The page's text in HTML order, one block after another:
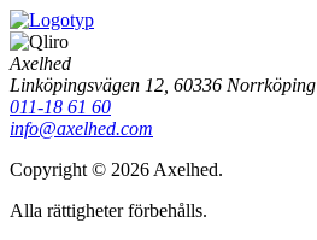
Axelhed
Linköpingsvägen 12, 60336 Norrköping
011-18 61 60
info@axelhed.com
Copyright © 2026 Axelhed.
Alla rättigheter förbehålls.